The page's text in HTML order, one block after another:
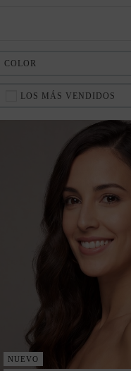
COLOR
LOS MÁS VENDIDOS
NUEVO